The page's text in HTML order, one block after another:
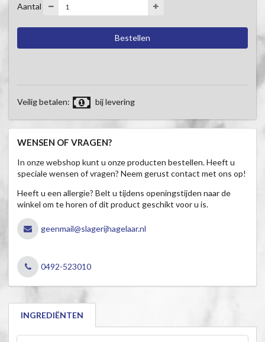
Aantal
Veilig betalen: bij levering
WENSEN OF VRAGEN?
In onze webshop kunt u onze producten bestellen. Heeft u
speciale wensen of vragen? Neem gerust contact met ons op!
Heeft u een allergie? Belt u tijdens openingstijden naar de
winkel om te horen of dit product geschikt voor u is.
geenmail@slagerijhagelaar.nl
0492-523010
INGREDIËNTEN